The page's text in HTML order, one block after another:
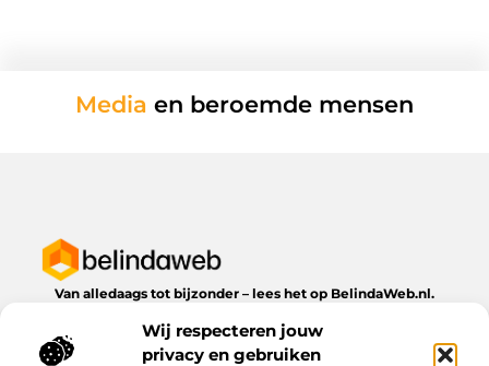
Wij respecteren jouw
privacy en gebruiken
Media en beroemde mensen
Van alledaags tot bijzonder – lees het op BelindaWeb.nl.
dagelijks leven te bieden heeft.